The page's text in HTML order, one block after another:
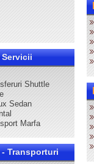
Servicii
Shuttle
Sedan
Marfa
Transporturi